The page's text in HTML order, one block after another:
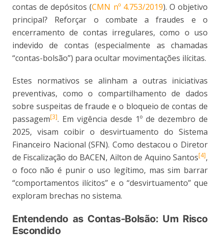
contas de depósitos (CMN nº 4.753/2019). O objetivo
principal? Reforçar o combate a fraudes e o
encerramento de contas irregulares, como o uso
indevido de contas (especialmente as chamadas
“contas-bolsão”) para ocultar movimentações ilícitas.
Estes normativos se alinham a outras iniciativas
preventivas, como o compartilhamento de dados
sobre suspeitas de fraude e o bloqueio de contas de
passagem[3]. Em vigência desde 1º de dezembro de
2025, visam coibir o desvirtuamento do Sistema
Financeiro Nacional (SFN). Como destacou o Diretor
de Fiscalização do BACEN, Ailton de Aquino Santos[4],
o foco não é punir o uso legítimo, mas sim barrar
“comportamentos ilícitos” e o “desvirtuamento” que
exploram brechas no sistema.
Entendendo as Contas-Bolsão: Um Risco
Escondido